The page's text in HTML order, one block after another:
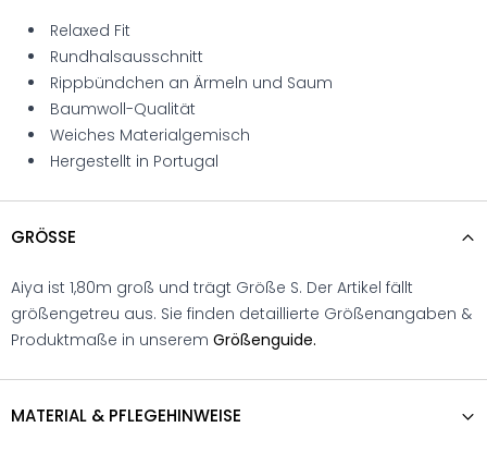
Relaxed Fit
Rundhalsausschnitt
Rippbündchen an Ärmeln und Saum
Baumwoll-Qualität
Weiches Materialgemisch
Hergestellt in Portugal
GRÖSSE
Aiya ist 1,80m groß und trägt Größe S. Der Artikel fällt
größengetreu aus. Sie finden detaillierte Größenangaben &
Produktmaße in unserem Größenguide.
MATERIAL & PFLEGEHINWEISE